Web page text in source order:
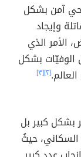
آمن بشكل
وإيجاد
الأمر الذي
الوفيّات بشكل
[٢] [٣]
بشكل كبير بل
حيثُ